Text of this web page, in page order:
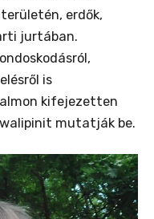
erdők,
jurtában.
is
kifejezetten
mutatják be.